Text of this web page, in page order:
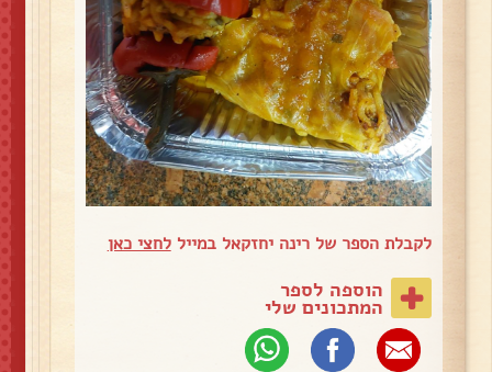
לקבלת הספר של רינה יחזקאל במייללחצי כאן
הוספה לספר
המתכונים שלי